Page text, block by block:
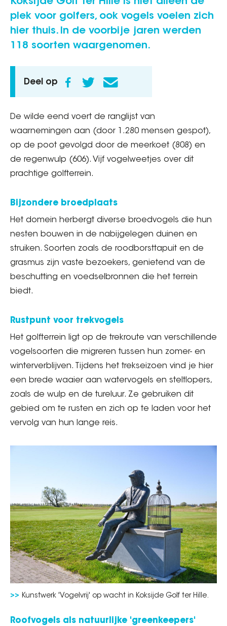
plek voor golfers, ook vogels voelen zich
hier thuis. In de voorbije jaren werden
118 soorten waargenomen.
Deel op
De wilde eend voert de ranglijst van
waarnemingen aan (door 1.280 mensen gespot),
op de poot gevolgd door de meerkoet (808) en
de regenwulp (606). Vijf vogelweetjes over dit
prachtige golfterrein.
Bijzondere broedplaats
Het domein herbergt diverse broedvogels die hun
nesten bouwen in de nabijgelegen duinen en
struiken. Soorten zoals de roodborsttapuit en de
grasmus zijn vaste bezoekers, genietend van de
beschutting en voedselbronnen die het terrein
biedt.
Rustpunt voor trekvogels
Het golfterrein ligt op de trekroute van verschillende
vogelsoorten die migreren tussen hun zomer- en
winterverblijven. Tijdens het trekseizoen vind je hier
een brede waaier aan watervogels en steltlopers,
zoals de wulp en de tureluur. Ze gebruiken dit
gebied om te rusten en zich op te laden voor het
vervolg van hun lange reis.
Kunstwerk 'Vogelvrij' op wacht in Koksijde Golf ter Hille.
Roofvogels als natuurlijke 'greenkeepers'